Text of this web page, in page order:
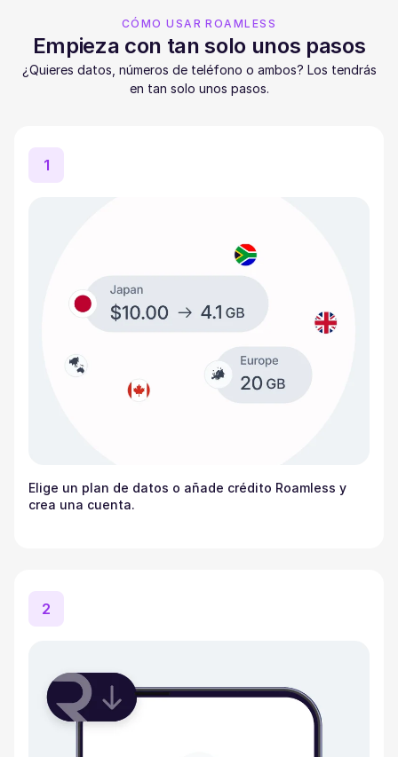
CÓMO USAR ROAMLESS
Empieza con tan solo unos pasos
¿Quieres datos, números de teléfono o ambos? Los tendrás
en tan solo unos pasos.
1
Elige un plan de datos o añade crédito Roamless y
crea una cuenta.
2